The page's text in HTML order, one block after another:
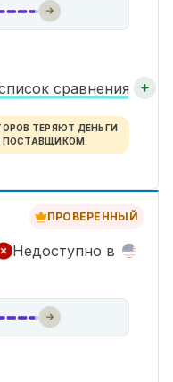
ТЕРЯЮТ ДЕНЬГИ
ПОСТАВЩИКОМ.
сравнения
ПРОВЕРЕННЫЙ
Недоступно в